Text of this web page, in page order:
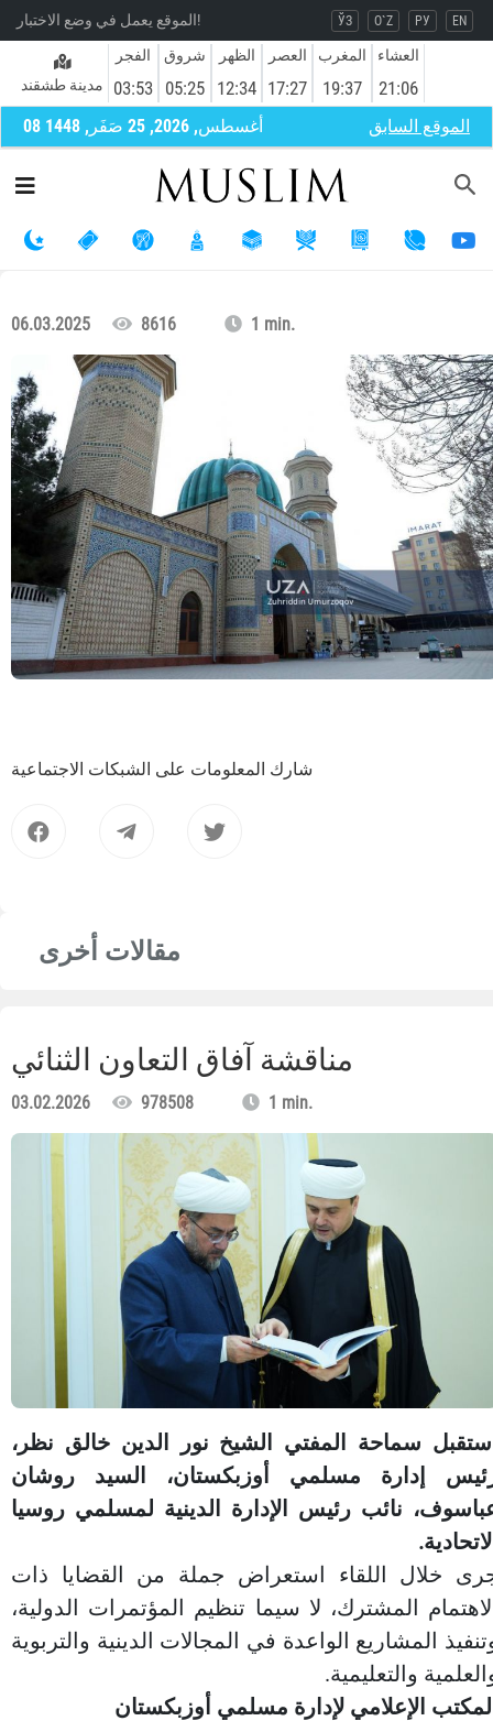
الموقع يعمل في وضع الاختبار! ЎЗ O`Z РУ EN
مدينة طشقند
الفجر
03:53
شروق
05:25
الظهر
12:34
العصر
17:27
المغرب
19:37
العشاء
21:06
08 أغسطس, 2026, 25 صَفَر, 1448 الموقع السابق
06.03.2025 8616 1 min.
شارك المعلومات على الشبكات الاجتماعية
مقالات أخرى
مناقشة آفاق التعاون الثنائي
03.02.2026 978508 1 min.
سماحة المفتي الشيخ نور الدين خالق نظر،
إدارة مسلمي أوزبكستان، السيد روشان
نائب رئيس الإدارة الدينية لمسلمي روسيا
خلال اللقاء استعراض جملة من القضايا ذات
المشترك، لا سيما تنظيم المؤتمرات الدولية،
المشاريع الواعدة في المجالات الدينية والتربوية
والتعليمية.
الإعلامي لإدارة مسلمي أوزبكستان